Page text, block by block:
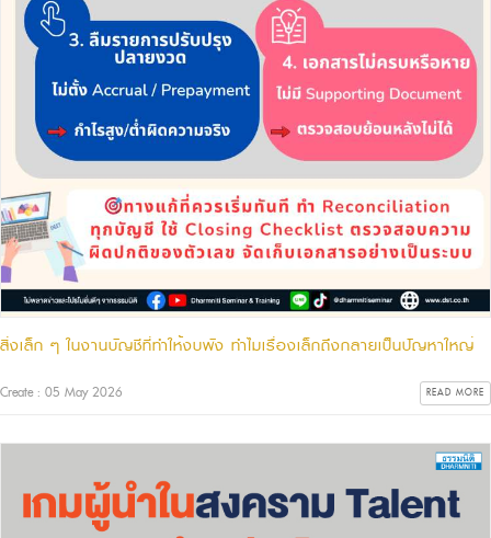
สิ่งเล็ก ๆ ในงานบัญชีที่ทำให้งบพัง ทำไมเรื่องเล็กถึงกลายเป็นปัญหาใหญ่
Create : 05 May 2026 READ MORE